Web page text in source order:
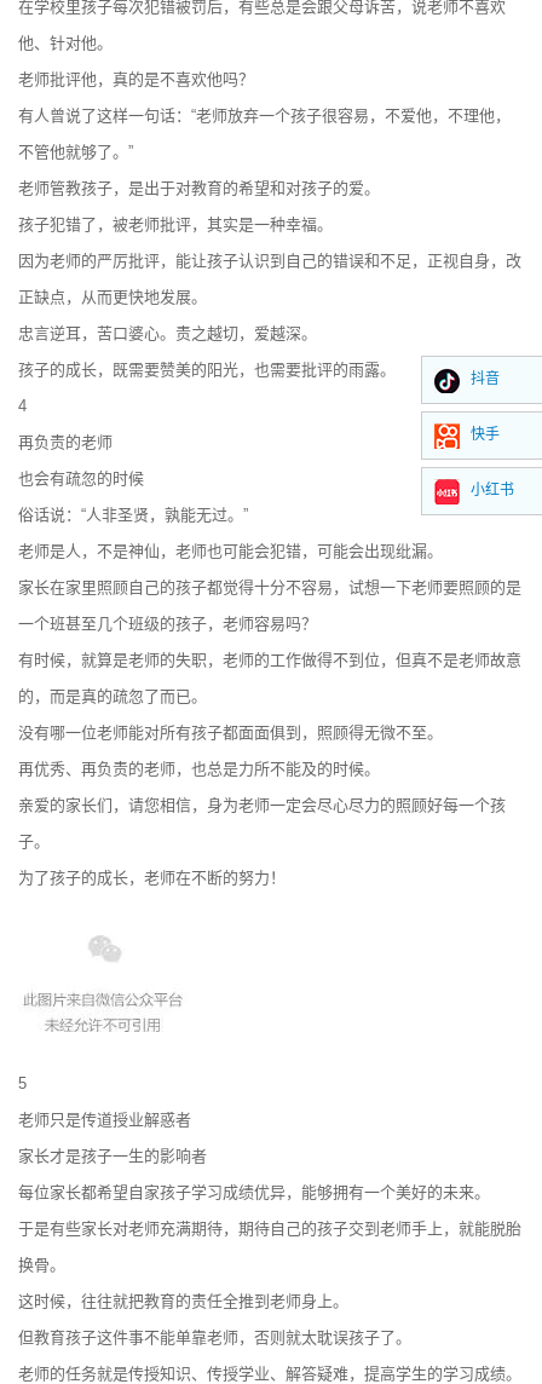
在学校里孩子每次犯错被罚后，有些总是会跟父母诉苦，说老师不喜欢
他、针对他。
老师批评他，真的是不喜欢他吗？
有人曾说了这样一句话：“老师放弃一个孩子很容易，不爱他，不理他，
不管他就够了。”
老师管教孩子，是出于对教育的希望和对孩子的爱。
孩子犯错了，被老师批评，其实是一种幸福。
因为老师的严厉批评，能让孩子认识到自己的错误和不足，正视自身，改
正缺点，从而更快地发展。
忠言逆耳，苦口婆心。责之越切，爱越深。
孩子的成长，既需要赞美的阳光，也需要批评的雨露。
4
再负责的老师
也会有疏忽的时候
俗话说：“人非圣贤，孰能无过。”
老师是人，不是神仙，老师也可能会犯错，可能会出现纰漏。
家长在家里照顾自己的孩子都觉得十分不容易，试想一下老师要照顾的是
一个班甚至几个班级的孩子，老师容易吗？
有时候，就算是老师的失职，老师的工作做得不到位，但真不是老师故意
的，而是真的疏忽了而已。
没有哪一位老师能对所有孩子都面面俱到，照顾得无微不至。
再优秀、再负责的老师，也总是力所不能及的时候。
亲爱的家长们，请您相信，身为老师一定会尽心尽力的照顾好每一个孩
子。
为了孩子的成长，老师在不断的努力！
5
老师只是传道授业解惑者
家长才是孩子一生的影响者
每位家长都希望自家孩子学习成绩优异，能够拥有一个美好的未来。
于是有些家长对老师充满期待，期待自己的孩子交到老师手上，就能脱胎
换骨。
这时候，往往就把教育的责任全推到老师身上。
但教育孩子这件事不能单靠老师，否则就太耽误孩子了。
老师的任务就是传授知识、传授学业、解答疑难，提高学生的学习成绩。
抖音
快手
小红书